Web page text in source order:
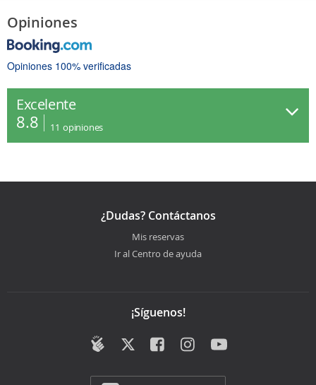
Opiniones
Opiniones 100% verificadas
Excelente
8.8 11 opiniones
¿Dudas? Contáctanos
Mis reservas
Ir al Centro de ayuda
¡Síguenos!